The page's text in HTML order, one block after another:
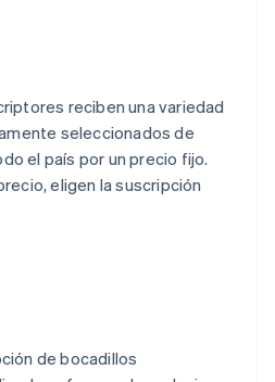
reciben una variedad
seleccionados de
el país por un precio fijo.
eligen la suscripción
de bocadillos